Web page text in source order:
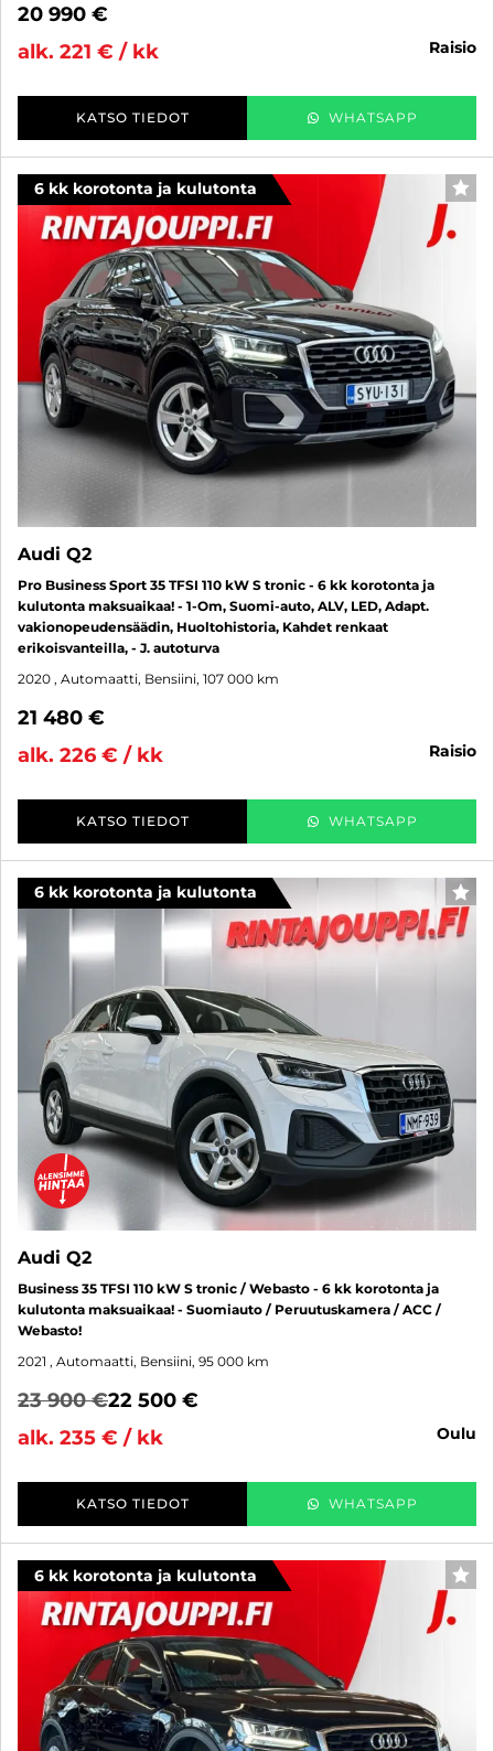
20 990 €
alk. 221 € / kk
raisio
KATSO TIEDOT WHATSAPP
6 kk korotonta ja kulutonta
Audi Q2
Pro Business Sport 35 TFSI 110 kW S tronic - 6 kk korotonta ja
kulutonta maksuaikaa! - 1-Om, Suomi-auto, ALV, LED, Adapt.
vakionopeudensäädin, Huoltohistoria, Kahdet renkaat
erikoisvanteilla, - J. autoturva
2020 , Automaatti, Bensiini, 107 000 km
21 480 €
alk. 226 € / kk
raisio
KATSO TIEDOT WHATSAPP
6 kk korotonta ja kulutonta
Audi Q2
Business 35 TFSI 110 kW S tronic / Webasto - 6 kk korotonta ja
kulutonta maksuaikaa! - Suomiauto / Peruutuskamera / ACC /
Webasto!
2021 , Automaatti, Bensiini, 95 000 km
23 900 €22 500 €
alk. 235 € / kk
oulu
KATSO TIEDOT WHATSAPP
6 kk korotonta ja kulutonta